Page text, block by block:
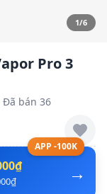
1/6
Pro 3
Đã bán 36
APP -100K
→